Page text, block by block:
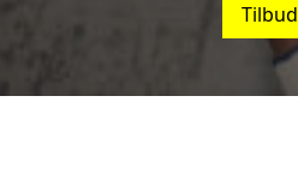
Tilbud